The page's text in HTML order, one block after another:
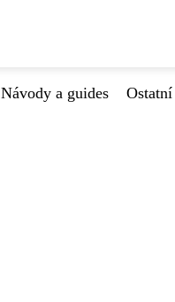
Návody a guides Ostatní